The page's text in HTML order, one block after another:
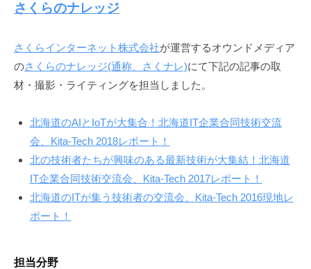
さくらのナレッジ
さくらインターネット株式会社が運営するオウンドメディア
のさくらのナレッジ(通称、さくナレ)にて下記の記事の取
材・撮影・ライティングを担当しました。
北海道のAIとIoTが大集合！北海道IT企業合同技術交流
会、Kita-Tech 2018レポート！
北の技術者たちが興味のある最新技術が大集結！北海道
IT企業合同技術交流会、Kita-Tech 2017レポート！
北海道のITが集う技術者の交流会、Kita-Tech 2016現地レ
ポート！
担当分野